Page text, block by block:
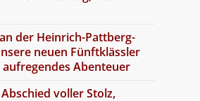
der Heinrich-Pattberg-
neuen Fünftklässler
Abenteuer
voller Stolz,